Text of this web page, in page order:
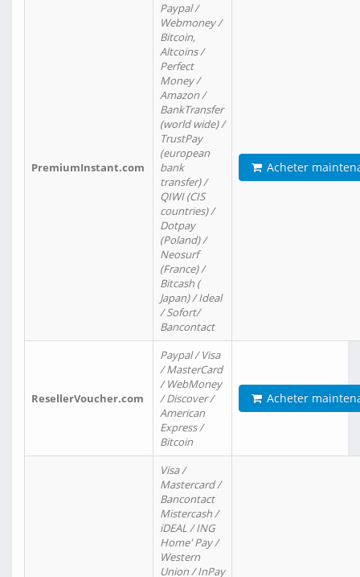
PremiumInstant.com
Paypal /
Webmoney /
Bitcoin,
Altcoins /
Perfect
Money /
Amazon /
BankTransfer
(world wide) /
TrustPay
(european
bank
transfer) /
QIWI (CIS
countries) /
Dotpay
(Poland) /
Neosurf
(France) /
Bitcash (
Japan) / Ideal
/ Sofort/
Bancontact
Acheter
ResellerVoucher.com
Paypal / Visa
/ MasterCard
/ WebMoney
/ Discover /
American
Express /
Bitcoin
Acheter
Visa /
Mastercard /
Bancontact
Mistercash /
iDEAL / ING
Home' Pay /
Western
Union / InPay